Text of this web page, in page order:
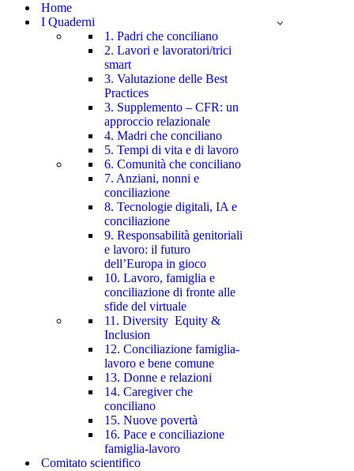
navigazione
Home
I Quaderni
1. Padri che conciliano
2. Lavori e lavoratori/trici
smart
3. Valutazione delle Best
Practices
3. Supplemento – CFR: un
approccio relazionale
4. Madri che conciliano
5. Tempi di vita e di lavoro
6. Comunità che conciliano
7. Anziani, nonni e
conciliazione
8. Tecnologie digitali, IA e
conciliazione
9. Responsabilità genitoriali
e lavoro: il futuro
dell’Europa in gioco
10. Lavoro, famiglia e
conciliazione di fronte alle
sfide del virtuale
11. Diversity Equity &
Inclusion
12. Conciliazione famiglia-
lavoro e bene comune
13. Donne e relazioni
14. Caregiver che
conciliano
15. Nuove povertà
16. Pace e conciliazione
famiglia-lavoro
Comitato scientifico